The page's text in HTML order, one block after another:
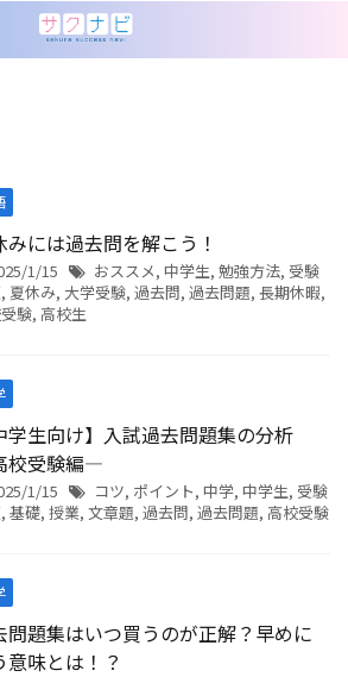
みには過去問を解こう！
1/15 おススメ, 中学生, 勉強方法, 受験
, 夏休み, 大学受験, 過去問, 過去問題, 長期休暇,
験, 高校生
学生向け】入試過去問題集の分析
受験編―
1/15 コツ, ポイント, 中学, 中学生, 受験
, 基礎, 授業, 文章題, 過去問, 過去問題, 高校受験
問題集はいつ買うのが正解？早めに
意味とは！？